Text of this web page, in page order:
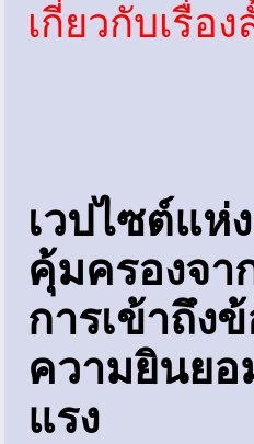
เกี่ยวกับเรื่อ
เวปไซต์แห่
คุ้มครองจา
การเข้าถึง
ความยินยอ
แรง